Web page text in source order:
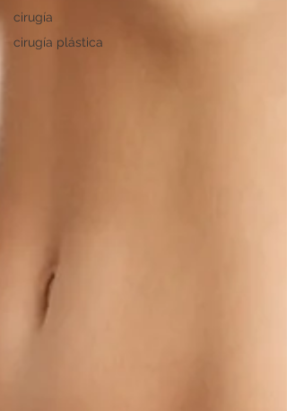
cirugía
cirugía plástica